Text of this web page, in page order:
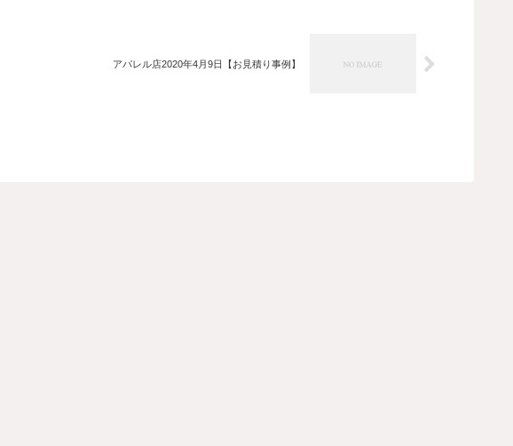
アパレル店2020年4月9日【お見積り事例】